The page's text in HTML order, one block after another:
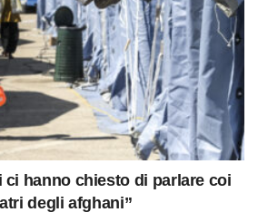
ci hanno chiesto di parlare coi
degli afghani”